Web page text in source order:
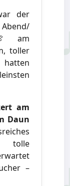
der
am
toller
am
Daun
tolle
–